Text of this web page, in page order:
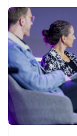
125 以上の決
済手段を利用
可能
Terminal
対面支払い
Authorization
Boost
決済成功率の
最適化
Link
スピーディー